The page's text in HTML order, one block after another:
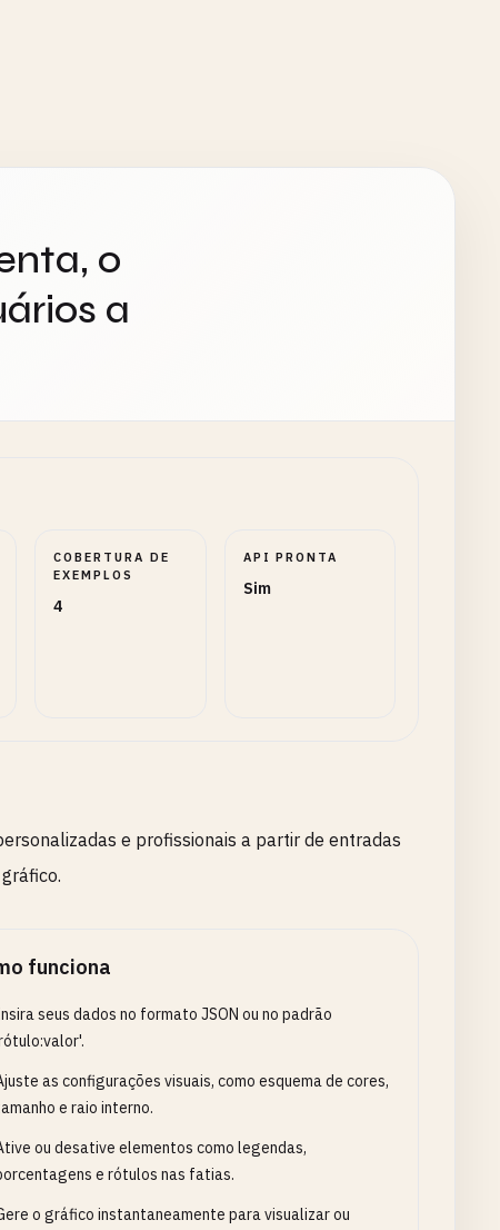
o
a
COBERTURA DE
EXEMPLOS
4
API PRONTA
Sim
e profissionais a partir de entradas
funciona
seus dados no formato JSON ou no padrão
as configurações visuais, como esquema de cores,
e raio interno.
ou desative elementos como legendas,
e rótulos nas fatias.
o gráfico instantaneamente para visualizar ou